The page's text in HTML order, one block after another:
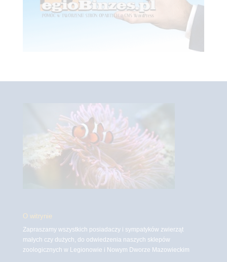
O witrynie
Zapraszamy wszystkich posiadaczy i sympatyków zwierząt
małych czy dużych, do odwiedzenia naszych sklepów
zoologicznych w Legionowie i Nowym Dworze Mazowieckim